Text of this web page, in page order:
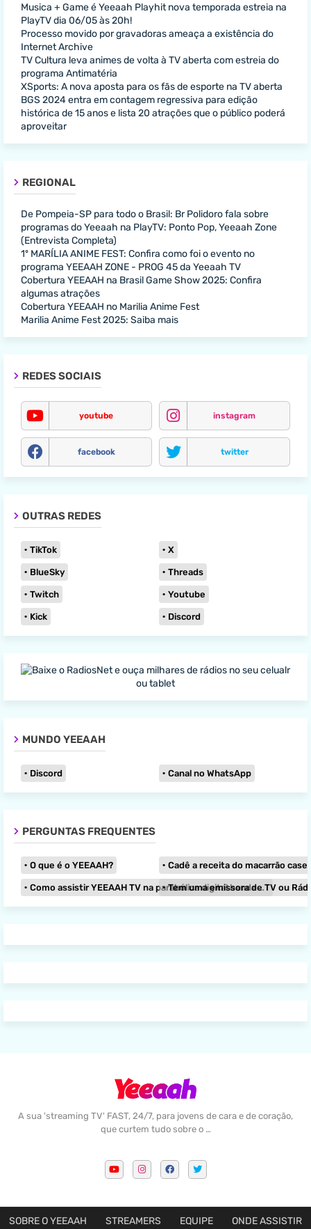
Musica + Game é Yeeaah Playhit nova temporada estreia na
PlayTV dia 06/05 às 20h!
Processo movido por gravadoras ameaça a existência do
Internet Archive
TV Cultura leva animes de volta à TV aberta com estreia do
programa Antimatéria
XSports: A nova aposta para os fãs de esporte na TV aberta
BGS 2024 entra em contagem regressiva para edição
histórica de 15 anos e lista 20 atrações que o público poderá
aproveitar
REGIONAL
De Pompeia-SP para todo o Brasil: Br Polidoro fala sobre
programas do Yeeaah na PlayTV: Ponto Pop, Yeeaah Zone
(Entrevista Completa)
1º MARÍLIA ANIME FEST: Confira como foi o evento no
programa YEEAAH ZONE - PROG 45 da Yeeaah TV
Cobertura YEEAAH na Brasil Game Show 2025: Confira
algumas atrações
Cobertura YEEAAH no Marilia Anime Fest
Marilia Anime Fest 2025: Saiba mais
REDES SOCIAIS
youtube instagram
facebook twitter
OUTRAS REDES
TikTok X
BlueSky Threads
Twitch Youtube
Kick Discord
MUNDO YEEAAH
Discord Canal no WhatsApp
PERGUNTAS FREQUENTES
O que é o YEEAAH? Cadê a receita do macarrão caseiro
Como assistir YEEAAH TV na parabólica digital banda KU?
Tem uma emissora de TV ou Rádio
A sua 'streaming TV' FAST, 24/7, para jovens de cara e de coração,
que curtem tudo sobre o …
SOBRE O YEEAAH STREAMERS EQUIPE ONDE ASSISTIR